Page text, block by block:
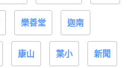
樂善堂 迦南
康山 葉小 新聞